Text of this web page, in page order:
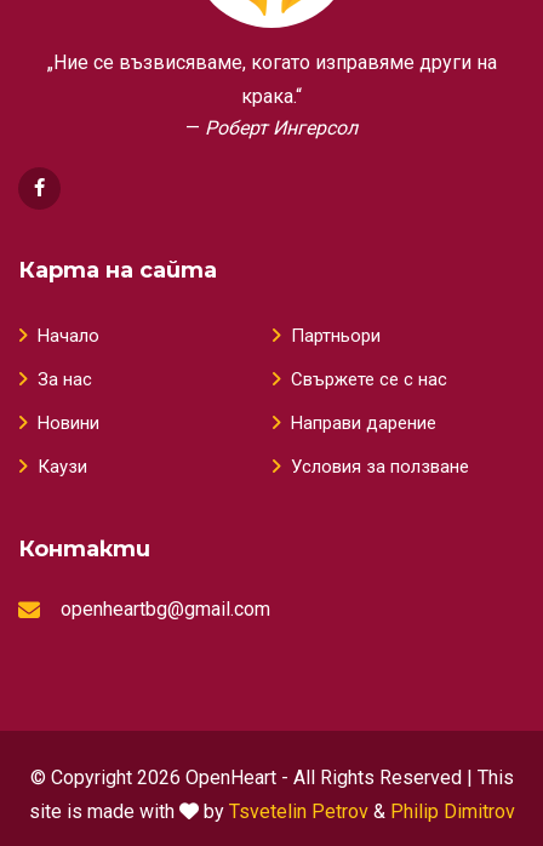
„Ние се възвисяваме, когато изправяме други на
крака.“
Роберт Ингерсол
Карта на сайта
Начало
За нас
Новини
Каузи
Партньори
Свържете се с нас
Направи дарение
Условия за ползване
Контакти
openheartbg@gmail.com
© Copyright 2026 OpenHeart - All Rights Reserved | This
site is made with
by Tsvetelin Petrov& Philip Dimitrov